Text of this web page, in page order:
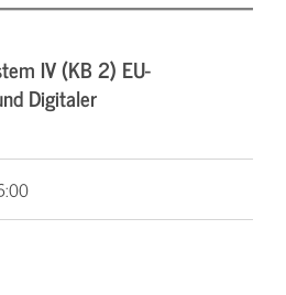
IV (KB 2) EU-
Digitaler